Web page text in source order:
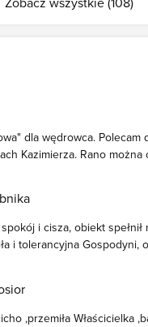
dla wędrowca. Polecam
Kazimierza. Rano można
i cisza, obiekt spełnił
i tolerancyjna Gospodyni,
,przemiła Właścicielka